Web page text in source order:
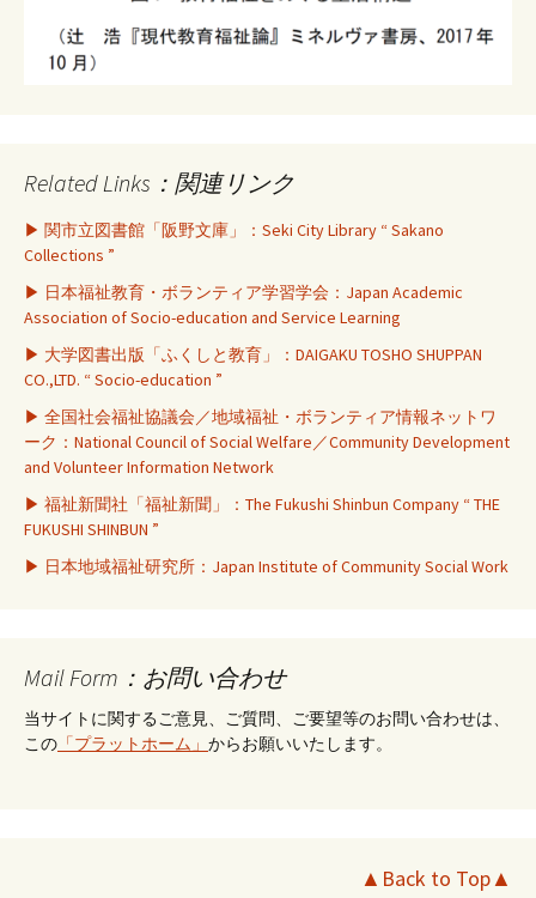
Related Links：関連リンク
▶ 関市立図書館「阪野文庫」：Seki City Library “ Sakano
Collections ”
▶ 日本福祉教育・ボランティア学習学会：Japan Academic
Association of Socio-education and Service Learning
▶ 大学図書出版「ふくしと教育」：DAIGAKU TOSHO SHUPPAN
CO.,LTD. “ Socio-education ”
▶ 全国社会福祉協議会／地域福祉・ボランティア情報ネットワ
ーク：National Council of Social Welfare／Community Development
and Volunteer Information Network
▶ 福祉新聞社「福祉新聞」：The Fukushi Shinbun Company “ THE
FUKUSHI SHINBUN ”
▶ 日本地域福祉研究所：Japan Institute of Community Social Work
Mail Form：お問い合わせ
当サイトに関するご意見、ご質問、ご要望等のお問い合わせは、
この 「プラットホーム」 からお願いいたします。
▲Back to Top▲